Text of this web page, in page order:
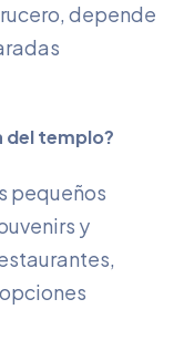
depende
del templo?
pequeños
y